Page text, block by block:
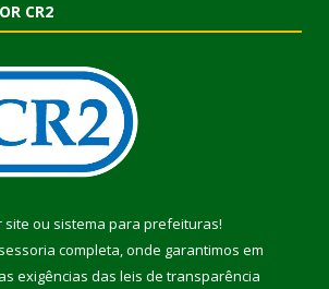
CR2
site ou sistema para prefeituras!
completa, onde garantimos em
exigências das leis de transparência